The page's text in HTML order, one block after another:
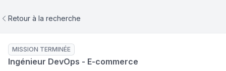
Retour à la recherche
Ingénieur DevOps - E-commerce
MISSION TERMINÉE